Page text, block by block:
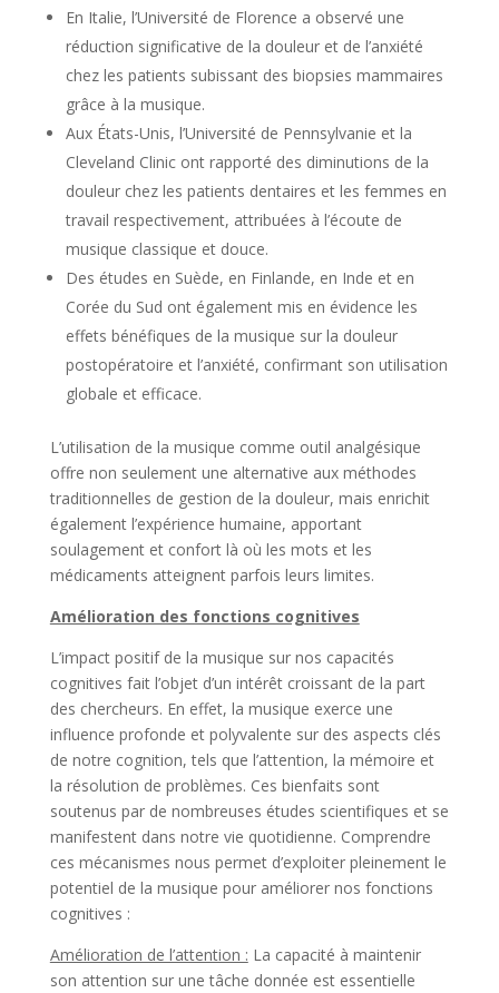
En Italie, l’Université de Florence a observé une
réduction significative de la douleur et de l’anxiété
chez les patients subissant des biopsies mammaires
grâce à la musique.
Aux États-Unis, l’Université de Pennsylvanie et la
Cleveland Clinic ont rapporté des diminutions de la
douleur chez les patients dentaires et les femmes en
travail respectivement, attribuées à l’écoute de
musique classique et douce.
Des études en Suède, en Finlande, en Inde et en
Corée du Sud ont également mis en évidence les
effets bénéfiques de la musique sur la douleur
postopératoire et l’anxiété, confirmant son utilisation
globale et efficace.
L’utilisation de la musique comme outil analgésique
offre non seulement une alternative aux méthodes
traditionnelles de gestion de la douleur, mais enrichit
également l’expérience humaine, apportant
soulagement et confort là où les mots et les
médicaments atteignent parfois leurs limites.
Amélioration des fonctions cognitives
L’impact positif de la musique sur nos capacités
cognitives fait l’objet d’un intérêt croissant de la part
des chercheurs. En effet, la musique exerce une
influence profonde et polyvalente sur des aspects clés
de notre cognition, tels que l’attention, la mémoire et
la résolution de problèmes. Ces bienfaits sont
soutenus par de nombreuses études scientifiques et se
manifestent dans notre vie quotidienne. Comprendre
ces mécanismes nous permet d’exploiter pleinement le
potentiel de la musique pour améliorer nos fonctions
cognitives :
Amélioration de l’attention : La capacité à maintenir
son attention sur une tâche donnée est essentielle